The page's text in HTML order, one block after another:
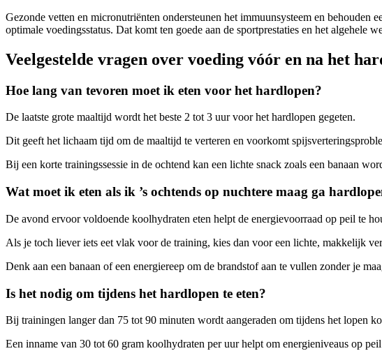
Gezonde vetten en micronutriënten ondersteunen het immuunsysteem en behouden
optimale voedingsstatus. Dat komt ten goede aan de sportprestaties en het algehele
Veelgestelde vragen over voeding vóór en na het
Hoe lang van tevoren moet ik eten voor het hardlopen?
De laatste grote maaltijd wordt het beste 2 tot 3 uur voor het hardlopen gegeten.
Dit geeft het lichaam tijd om de maaltijd te verteren en voorkomt
Bij een korte trainingssessie in de ochtend kan een lichte snack zoals een banaan
Wat moet ik eten als ik ’s ochtends op nuchtere maag ga
De avond ervoor voldoende koolhydraten eten helpt de energievoorraad op peil te
Als je toch liever iets eet vlak voor de training, kies dan voor een lichte, makkelijk
Denk aan een banaan of een energiereep om de brandstof aan te vullen zonder je
Is het nodig om tijdens het hardlopen te eten?
Bij trainingen langer dan 75 tot 90 minuten wordt aangeraden om tijdens het lopen
Een inname van 30 tot 60 gram koolhydraten per uur helpt om energieniveaus op